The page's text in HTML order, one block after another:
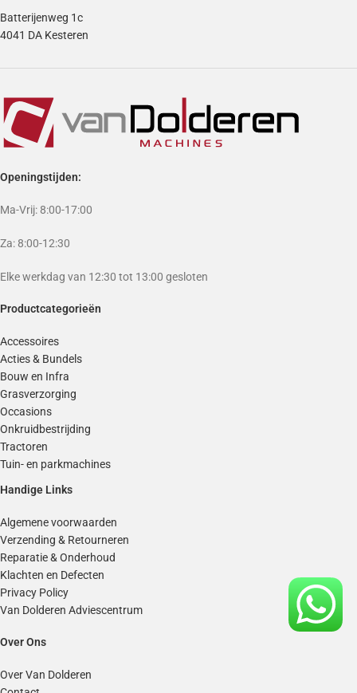
Batterijenweg 1c
4041 DA Kesteren
Openingstijden:
Ma-Vrij: 8:00-17:00
Za: 8:00-12:30
Elke werkdag van 12:30 tot 13:00 gesloten
Productcategorieën
Accessoires
Acties & Bundels
Bouw en Infra
Grasverzorging
Occasions
Onkruidbestrijding
Tractoren
Tuin- en parkmachines
Handige Links
Algemene voorwaarden
Verzending & Retourneren
Reparatie & Onderhoud
Klachten en Defecten
Privacy Policy
Van Dolderen Adviescentrum
Over Ons
Over Van Dolderen